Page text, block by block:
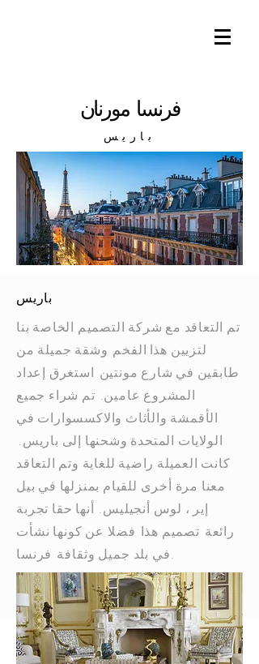
فرنسا مورنان
باريس
باريس
تم التعاقد مع شركة التصميم الخاصة بنا
لتزيين هذا الفخم وشقة جميلة من
طابقين في شارع مونتين استغرق إعداد
المشروع عامين. تم شراء جميع
الأقمشة والأثاث والاكسسوارات في
الولايات المتحدة وشحنها إلى باريس.
كانت العميلة راضية للغاية وتم التعاقد
معنا مرة أخرى للقيام بمنزلها في بيل
إير ، لوس أنجيليس. أنها حقا تجربة
رائعة تصميم هذا فضلا عن كونها نشأت
في بلد جميل وثقافةفرنسا.